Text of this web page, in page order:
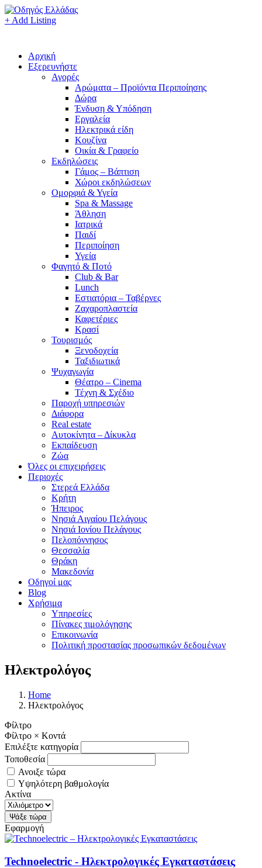
+ Add Listing
Αρχική
Εξερευνήστε
Αγορές
Αρώματα – Προϊόντα Περιποίησης
Δώρα
Ένδυση & Υπόδηση
Εργαλεία
Ηλεκτρικά είδη
Κουζίνα
Οικία & Γραφείο
Εκδηλώσεις
Γάμος – Βάπτιση
Χώροι εκδηλώσεων
Ομορφιά & Υγεία
Spa & Massage
Άθληση
Ιατρικά
Παιδί
Περιποίηση
Υγεία
Φαγητό & Ποτό
Club & Bar
Lunch
Εστιατόρια – Ταβέρνες
Ζαχαροπλαστεία
Καφετέριες
Κρασί
Τουρισμός
Ξενοδοχεία
Ταξιδιωτικά
Ψυχαγωγία
Θέατρο – Cinema
Τέχνη & Σχέδιο
Παροχή υπηρεσιών
Διάφορα
Real estate
Αυτοκίνητα – Δίκυκλα
Εκπαίδευση
Ζώα
Όλες οι επιχειρήσεις
Περιοχές
Στερεά Ελλάδα
Κρήτη
Ήπειρος
Νησιά Αιγαίου Πελάγους
Νησιά Ιονίου Πελάγους
Πελοπόννησος
Θεσσαλία
Θράκη
Μακεδονία
Οδηγοί μας
Blog
Χρήσιμα
Υπηρεσίες
Πίνακες τιμολόγησης
Επικοινωνία
Πολιτική προστασίας προσωπικών δεδομένων
Ηλεκτρολόγος
Home
Ηλεκτρολόγος
Φίλτρο
Φίλτρο × Κοντά
Επιλέξτε κατηγορία
Τοποθεσία
Ανοιξε τώρα
Υψηλότερη βαθμολογία
Ακτίνα
Εφαρμογή
Technoelectric - Ηλεκτρολογικές Εγκαταστάσεις